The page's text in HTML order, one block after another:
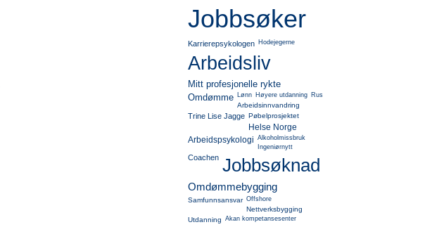
Jobbsøker
Karrierepsykologen Hodejegerne
Arbeidsliv
Mitt profesjonelle rykte
Omdømme Lønn Høyere utdanning Rus
Arbeidsinnvandring
Trine Lise Jagge Pøbelprosjektet
Helse Norge
Arbeidspsykologi
Alkoholmissbruk
Ingeniørnytt
Coachen Jobbsøknad
Omdømmebygging
Samfunnsansvar Offshore
Nettverksbygging
Utdanning
Akan kompetansesenter